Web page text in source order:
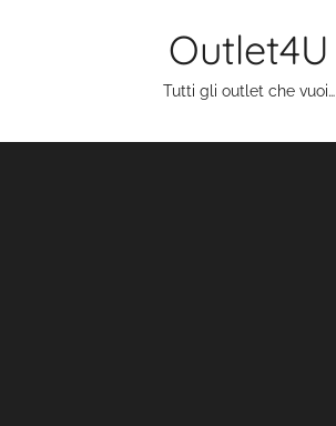
Outlet4U
Tutti gli outlet che vuoi…